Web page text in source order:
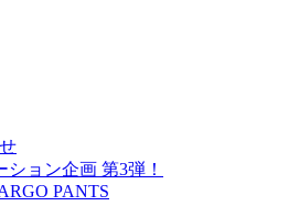
ション企画 第3弾！
PANTS